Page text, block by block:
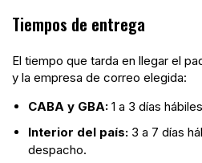
Tiempos de entrega
El tiempo que tarda en llegar el
y la empresa de correo elegida:
CABA y GBA: 1 a 3 días
Interior del país: 3 a 7 días
despacho.